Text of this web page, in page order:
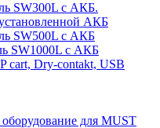
SW300L с АКБ.
АКБ
SW500L с АКБ
SW1000L с АКБ
cart, Dry-contakt, USB
для MUST